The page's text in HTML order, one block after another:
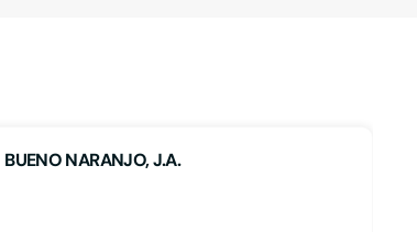
BUENO NARANJO, J.A.